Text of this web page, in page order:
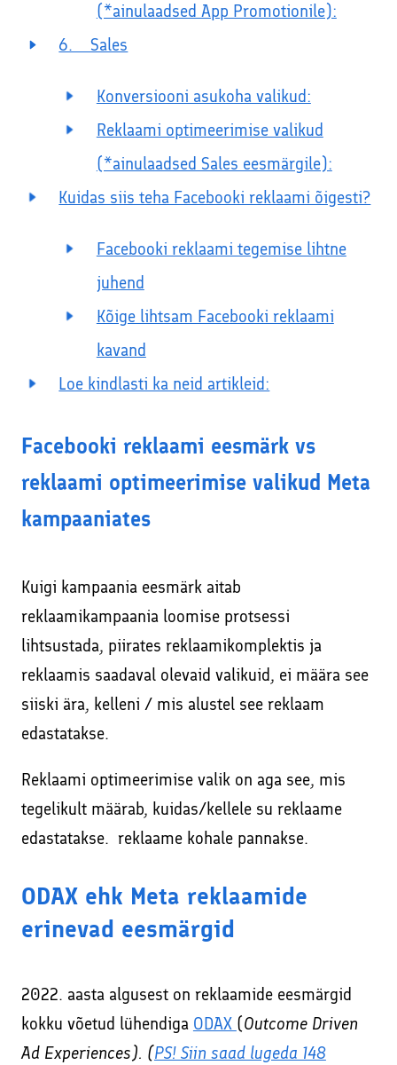
(*ainulaadsed App Promotionile):
6. Sales
Konversiooni asukoha valikud:
Reklaami optimeerimise valikud
(*ainulaadsed Sales eesmärgile):
Kuidas siis teha Facebooki reklaami õigesti?
Facebooki reklaami tegemise lihtne
juhend
Kõige lihtsam Facebooki reklaami
kavand
Loe kindlasti ka neid artikleid:
Facebooki reklaami eesmärk vs
reklaami optimeerimise valikud Meta
kampaaniates
Kuigi kampaania eesmärk aitab
reklaamikampaania loomise protsessi
lihtsustada, piirates reklaamikomplektis ja
reklaamis saadaval olevaid valikuid, ei määra see
siiski ära, kelleni / mis alustel see reklaam
edastatakse.
Reklaami optimeerimise valik on aga see, mis
tegelikult määrab, kuidas/kellele su reklaame
edastatakse. reklaame kohale pannakse.
ODAX ehk Meta reklaamide
erinevad eesmärgid
2022. aasta algusest on reklaamide eesmärgid
kokku võetud lühendiga ODAX (Outcome Driven
Ad Experiences). (PS! Siin saad lugeda 148